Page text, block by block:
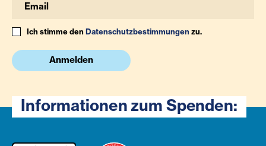
Ich stimme denDatenschutzbestimmungenzu.
Anmelden
Informationen zum Spenden: